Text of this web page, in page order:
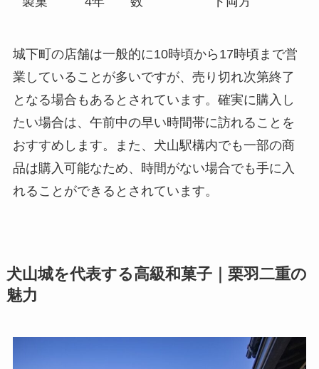
城下町の店舗は一般的に10時頃から17時頃まで営
業していることが多いですが、売り切れ次第終了
となる場合もあるとされています。確実に購入し
たい場合は、午前中の早い時間帯に訪れることを
おすすめします。また、犬山駅構内でも一部の商
品は購入可能なため、時間がない場合でも手に入
れることができるとされています。
犬山城を代表する高級和菓子｜栗羽二重の
魅力